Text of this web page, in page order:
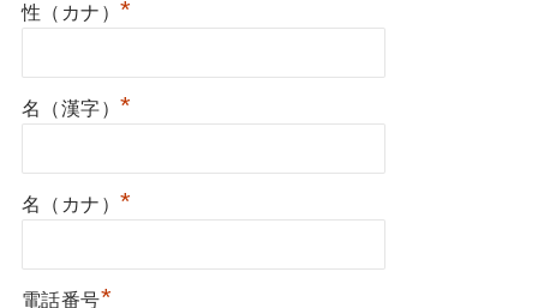
性（カナ） *
名（漢字） *
名（カナ） *
電話番号*